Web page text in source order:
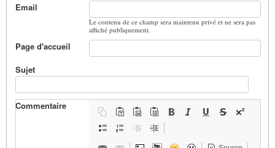
Email
Le contenu de ce champ sera maintenu privé et ne sera pas
affiché publiquement.
Page d'accueil
Sujet
Commentaire